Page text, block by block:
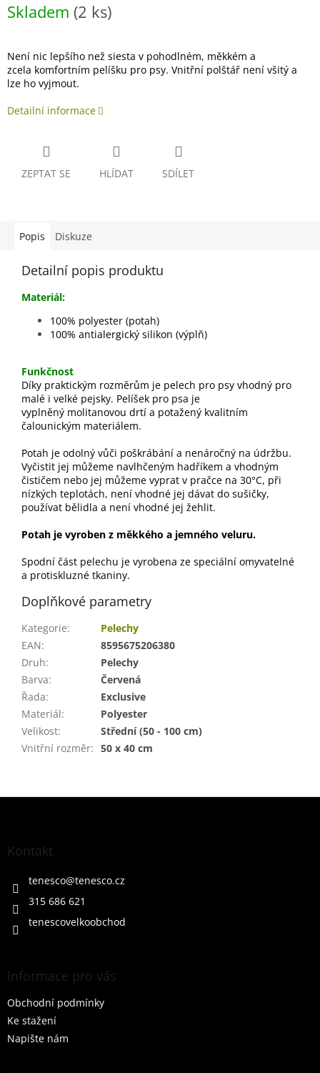
Skladem (2 ks)
Není nic lepšího než siesta v pohodlném, měkkém a
zcela komfortním pelíšku pro psy. Vnitřní polštář není všitý a
lze ho vyjmout.
Detailní informace
ZEPTAT SE HLÍDAT SDÍLET
Popis Diskuze
Detailní popis produktu
Materiál:
100% polyester (potah)
100% antialergický silikon (výplň)
Funkčnost
Díky praktickým rozměrům je pelech pro psy vhodný pro
malé i velké pejsky. Pelíšek pro psa je
vyplněný molitanovou drtí a potažený kvalitním
čalounickým materiálem.
Potah je odolný vůči poškrábání a nenáročný na údržbu.
Vyčistit jej můžeme navlhčeným hadříkem a vhodným
čističem nebo jej můžeme vyprat v pračce na 30°C, při
nízkých teplotách, není vhodné jej dávat do sušičky,
používat bělidla a není vhodné jej žehlit.
Potah je vyroben z měkkého a jemného veluru.
Spodní část pelechu je vyrobena ze speciální omyvatelné
a protiskluzné tkaniny.
Doplňkové parametry
Kategorie:
Pelechy
EAN:
8595675206380
Druh:
Pelechy
Barva:
Červená
Řada:
Exclusive
Materiál:
Polyester
Velikost:
Střední (50 - 100 cm)
Vnitřní rozměr: 50 x 40 cm
Z
Kontakt
tenesco@tenesco.cz
315 686 621
tenescovelkoobchod
Informace pro vás
Obchodní podmínky
Ke stažení
Napište nám